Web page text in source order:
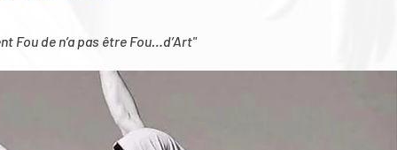
Fou de n’a pas être Fou…d’Art"